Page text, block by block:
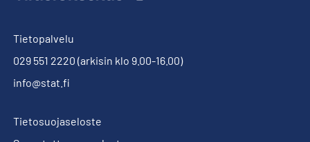
Tietopalvelu
029 551 2220 (arkisin klo 9.00-16.00)
info@stat.fi
Tietosuojaseloste